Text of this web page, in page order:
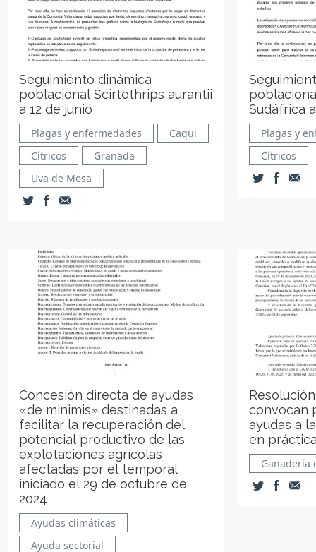
Seguimiento dinámica
poblacional Scirtothrips aurantii
a 12 de junio
Plagas y enfermedades
Caqui
Cítricos
Granada
Uva de Mesa
Sudáfrica
Plagas y
Cítricos
Concesión directa de ayudas
«de minimis» destinadas a
facilitar la recuperación del
potencial productivo de las
explotaciones agrícolas
afectadas por el temporal
iniciado el 29 de octubre de
2024
Ayudas climáticas
Ayuda sectorial
convocan
ayudas a
en
Ganadería